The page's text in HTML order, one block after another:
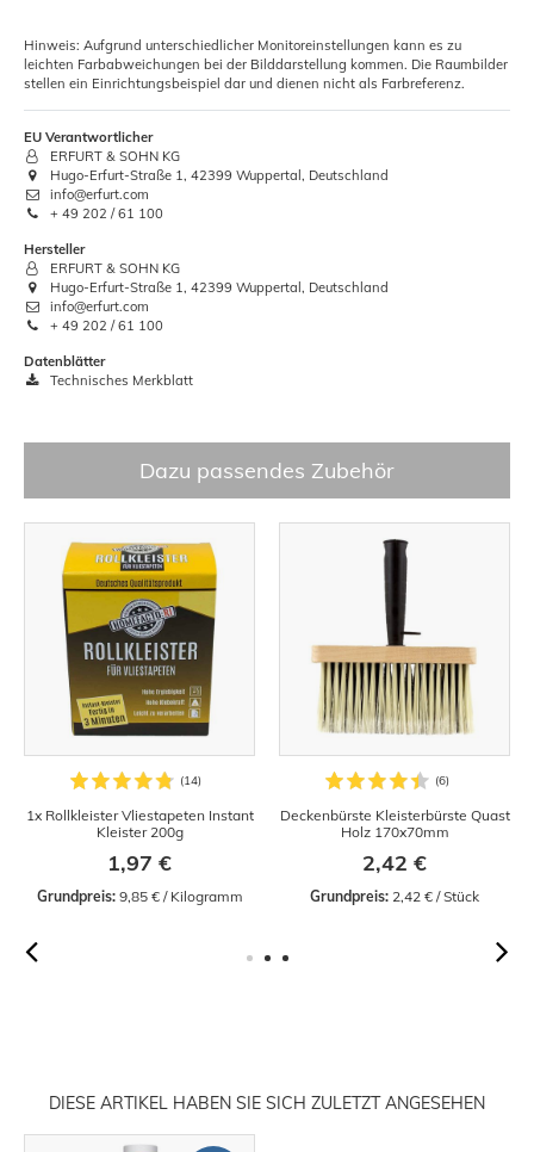
Hinweis: Aufgrund unterschiedlicher Monitoreinstellungen kann es zu
leichten Farbabweichungen bei der Bilddarstellung kommen. Die Raumbilder
stellen ein Einrichtungsbeispiel dar und dienen nicht als Farbreferenz.
EU Verantwortlicher
ERFURT & SOHN KG
Hugo-Erfurt-Straße 1, 42399 Wuppertal, Deutschland
info@erfurt.com
+ 49 202 / 61 100
Hersteller
ERFURT & SOHN KG
Hugo-Erfurt-Straße 1, 42399 Wuppertal, Deutschland
info@erfurt.com
+ 49 202 / 61 100
Datenblätter
Technisches Merkblatt
Dazu passendes Zubehör
1x Rollkleister Vliestapeten Instant
Kleister 200g
1,97 €
Grundpreis: 9,85 € / Kilogramm
Deckenbürste Kleisterbürste Quast
Holz 170x70mm
2,42 €
Grundpreis: 2,42 € / Stück
DIESE ARTIKEL HABEN SIE SICH ZULETZT ANGESEHEN